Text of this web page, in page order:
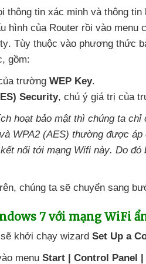
thông tin xác minh và thông tin
hình của Router rồi vào menu
. Tùy thuộc vào phương thức
, gồm:
trường WEP Key.
Security, chú ý giá trị của
hoạt bảo mật thì chúng ta chỉ
và WPA2 (AES) thường được áp
nối tới mạng Wifi này. Do đó
, chúng ta sẽ chuyển sang
7 với mạng WiFi
sẽ khởi chạy wizard Set Up a
menu Start | Control Panel